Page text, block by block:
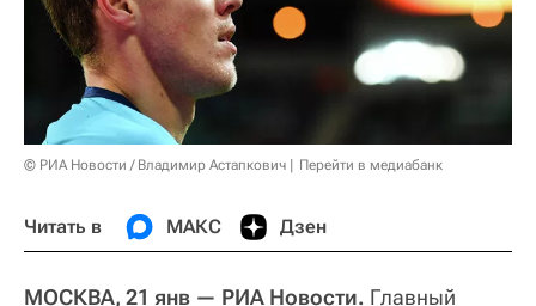
© РИА Новости / Владимир Астапкович Перейти в медиабанк
Читать в МАКС Дзен
МОСКВА, 21 янв — РИА Новости. Главный